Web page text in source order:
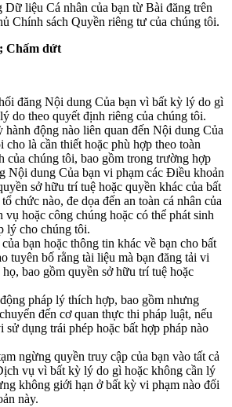
liệu Cá nhân của bạn từ Bài đăng trên
Chính sách Quyền riêng tư của chúng tôi.
Chấm dứt
đăng Nội dung Của bạn vì bất kỳ lý do gì
do theo quyết định riêng của chúng tôi.
hành động nào liên quan đến Nội dung Của
cho là cần thiết hoặc phù hợp theo toàn
của chúng tôi, bao gồm trong trường hợp
Nội dung Của bạn vi phạm các Điều khoản
sở hữu trí tuệ hoặc quyền khác của bất
chức nào, đe dọa đến an toàn cá nhân của
hoặc công chúng hoặc có thể phát sinh
lý cho chúng tôi.
bạn hoặc thông tin khác về bạn cho bất
tuyên bố rằng tài liệu mà bạn đăng tải vi
bao gồm quyền sở hữu trí tuệ hoặc
pháp lý thích hợp, bao gồm nhưng
đến cơ quan thực thi pháp luật, nếu
sử dụng trái phép hoặc bất hợp pháp nào
ngừng quyền truy cập của bạn vào tất cả
vụ vì bất kỳ lý do gì hoặc không cần lý
không giới hạn ở bất kỳ vi phạm nào đối
này.